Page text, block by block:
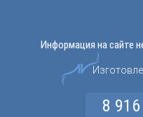
Информация на сайте
8